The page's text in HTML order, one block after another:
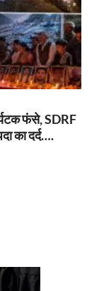
फंसे, SDRF
का दर्द….